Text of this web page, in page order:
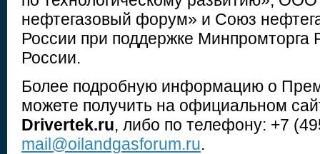
нефтегазовый форум» и Союз
России при поддержке Минпромторга
России.
Более подробную информацию о
можете получить на официальном
Drivertek.ru, либо по телефону: +7
mail@oilandgasforum.ru.